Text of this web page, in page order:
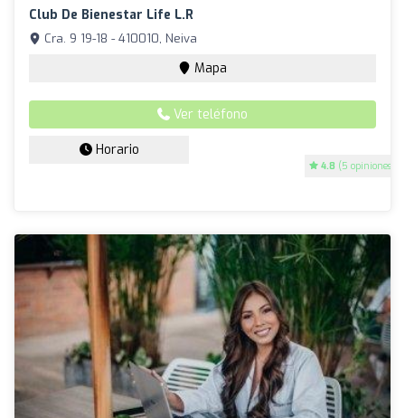
Club De Bienestar Life L.R
4.8 (5 opiniones)
Cra. 9 19-18 - 410010, Neiva
Mapa
Ver teléfono
Horario